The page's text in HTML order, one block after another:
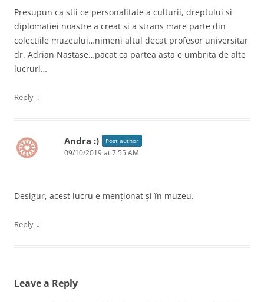
Presupun ca stii ce personalitate a culturii, dreptului si
diplomatiei noastre a creat si a strans mare parte din
colectiile muzeului…nimeni altul decat profesor universitar
dr. Adrian Nastase…pacat ca partea asta e umbrita de alte
lucruri…
Reply ↓
Andra :) Post author
09/10/2019 at 7:55 AM
Desigur, acest lucru e menționat și în muzeu.
Reply ↓
Leave a Reply